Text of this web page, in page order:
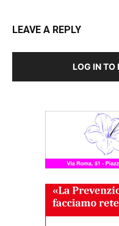
LEAVE A REPLY
LOG IN TO